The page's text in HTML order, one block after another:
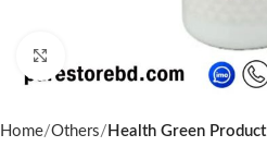
Home Others Health Green Product